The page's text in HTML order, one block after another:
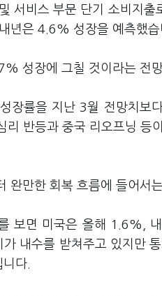
서비스 부문 단기 소비지
년은 4.6% 성장을 예측했습
성장에 그칠 것이라는 전망
장률을 지난 3월 전망치보
리 반등과 중국 리오프닝
완만한 회복 흐름에 들어서
보면 미국은 올해 1.6%,
내수를 받쳐주고 있지만
다.